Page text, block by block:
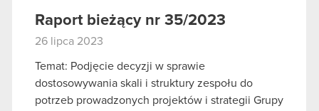
Raport bieżący nr 35/2023
26 lipca 2023
Temat: Podjęcie decyzji w sprawie
dostosowywania skali i struktury zespołu do
potrzeb prowadzonych projektów i strategii Grupy